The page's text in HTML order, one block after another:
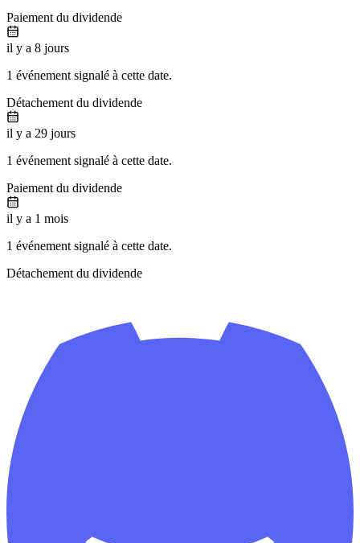
Paiement du dividende
il y a 8 jours
1 événement signalé à cette date.
Détachement du dividende
il y a 29 jours
1 événement signalé à cette date.
Paiement du dividende
il y a 1 mois
1 événement signalé à cette date.
Détachement du dividende